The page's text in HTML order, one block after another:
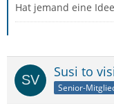
Hat jemand eine
Susi to
Senior-